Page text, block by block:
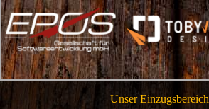
Unser Einzugsbereich